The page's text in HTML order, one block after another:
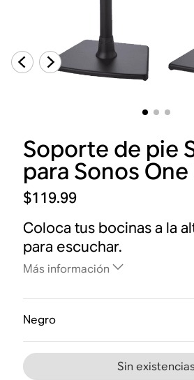
Soporte de pie
para Sonos One
$119.99
Coloca tus bocinas a la
para escuchar.
Más información
Negro
Sin